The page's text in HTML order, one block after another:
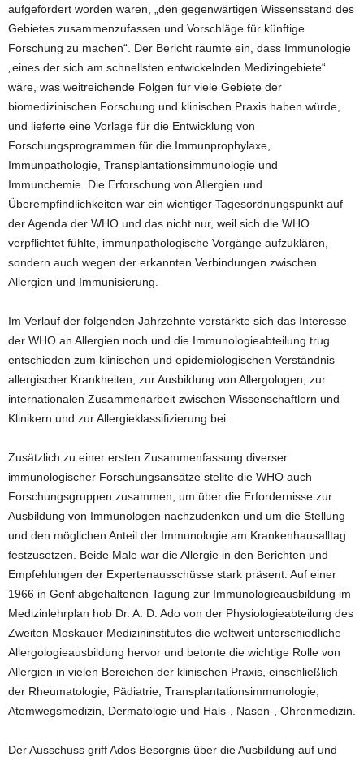
aufgefordert worden waren, „den gegenwärtigen Wissensstand des
Gebietes zusammenzufassen und Vorschläge für künftige
Forschung zu machen“. Der Bericht räumte ein, dass Immunologie
„eines der sich am schnellsten entwickelnden Medizingebiete“
wäre, was weitreichende Folgen für viele Gebiete der
biomedizinischen Forschung und klinischen Praxis haben würde,
und lieferte eine Vorlage für die Entwicklung von
Forschungsprogrammen für die Immunprophylaxe,
Immunpathologie, Transplantationsimmunologie und
Immunchemie. Die Erforschung von Allergien und
Überempfindlichkeiten war ein wichtiger Tagesordnungspunkt auf
der Agenda der WHO und das nicht nur, weil sich die WHO
verpflichtet fühlte, immunpathologische Vorgänge aufzuklären,
sondern auch wegen der erkannten Verbindungen zwischen
Allergien und Immunisierung.
Im Verlauf der folgenden Jahrzehnte verstärkte sich das Interesse
der WHO an Allergien noch und die Immunologieabteilung trug
entschieden zum klinischen und epidemiologischen Verständnis
allergischer Krankheiten, zur Ausbildung von Allergologen, zur
internationalen Zusammenarbeit zwischen Wissenschaftlern und
Klinikern und zur Allergieklassifizierung bei.
Zusätzlich zu einer ersten Zusammenfassung diverser
immunologischer Forschungsansätze stellte die WHO auch
Forschungsgruppen zusammen, um über die Erfordernisse zur
Ausbildung von Immunologen nachzudenken und um die Stellung
und den möglichen Anteil der Immunologie am Krankenhausalltag
festzusetzen. Beide Male war die Allergie in den Berichten und
Empfehlungen der Expertenausschüsse stark präsent. Auf einer
1966 in Genf abgehaltenen Tagung zur Immunologieausbildung im
Medizinlehrplan hob Dr. A. D. Ado von der Physiologieabteilung des
Zweiten Moskauer Medizininstitutes die weltweit unterschiedliche
Allergologieausbildung hervor und betonte die wichtige Rolle von
Allergien in vielen Bereichen der klinischen Praxis, einschließlich
der Rheumatologie, Pädiatrie, Transplantationsimmunologie,
Atemwegsmedizin, Dermatologie und Hals-, Nasen-, Ohrenmedizin.
Der Ausschuss griff Ados Besorgnis über die Ausbildung auf und